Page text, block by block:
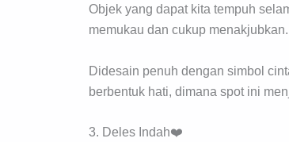
Objek yang dapat kita tempuh
memukau dan cukup menakjubkan.
Didesain penuh dengan simbol
berbentuk hati, dimana spot ini
3. Deles Indah❤️